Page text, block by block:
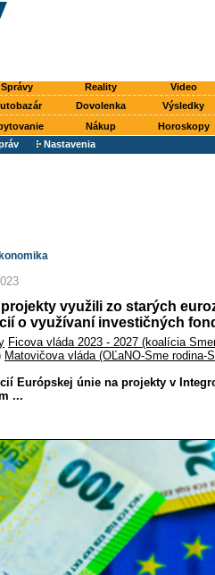
Správy Reality Video
Dovolenka Výsledky
Nákup Horoskopy
Nastavenia
využili zo starých
o využívaní investičných
Ficova vláda 2023 - 2027 (koalícia
Matovičova vláda (OĽaNO-Sme rodina-
Európskej únie na projekty v
...